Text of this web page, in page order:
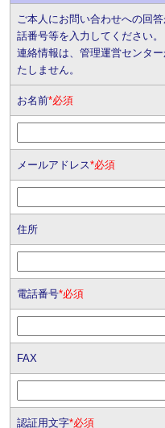
ご本人にお問い合わせへの回
話番号等を入力してください。
連絡情報は、管理運営センタ
たしません。
お名前*必須
メールアドレス*必須
住所
電話番号*必須
FAX
認証用文字*必須